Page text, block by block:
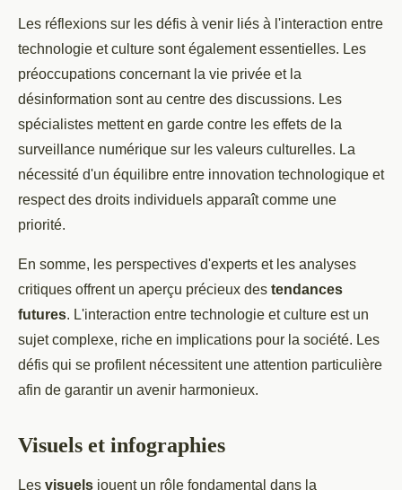
Les réflexions sur les défis à venir liés à l'interaction entre
technologie et culture sont également essentielles. Les
préoccupations concernant la vie privée et la
désinformation sont au centre des discussions. Les
spécialistes mettent en garde contre les effets de la
surveillance numérique sur les valeurs culturelles. La
nécessité d'un équilibre entre innovation technologique et
respect des droits individuels apparaît comme une
priorité.
En somme, les perspectives d'experts et les analyses
critiques offrent un aperçu précieux des tendances
futures. L'interaction entre technologie et culture est un
sujet complexe, riche en implications pour la société. Les
défis qui se profilent nécessitent une attention particulière
afin de garantir un avenir harmonieux.
Visuels et infographies
Les visuels jouent un rôle fondamental dans la